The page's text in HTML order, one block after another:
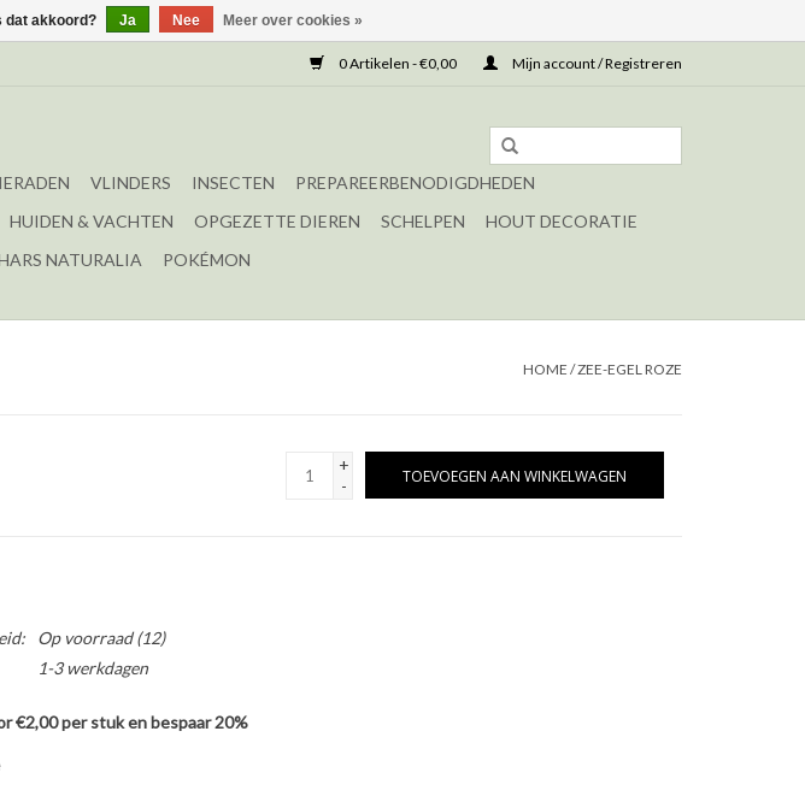
0 Artikelen - €0,00 Mijn account / Registreren
VLINDERS INSECTEN
PREPAREERBENODIGDHEDEN
HUIDEN & VACHTEN OPGEZETTE DIEREN SCHELPEN
HOUT DECORATIE
NATURALIA POKÉMON
HOME /ZEE-EGEL ROZE
+
-
TOEVOEGEN AAN WINKELWAGEN
Op voorraad(12)
1-3 werkdagen
€2,00 per stuk en bespaar 20%
dat akkoord? Ja Nee Meer over cookies »